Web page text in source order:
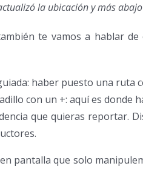
la ubicación y más
te vamos a hablar
haber puesto una ruta
con un +: aquí es donde
que quieras reportar.
pantalla que solo